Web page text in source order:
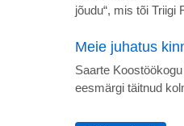
jõudu“, mis tõi
Meie juhatus
Saarte
eesmärgi täitnud